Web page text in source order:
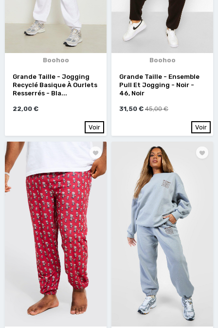
Boohoo
Grande Taille - Jogging
Recyclé Basique À Ourlets
Resserrés - Bla...
22,00 €
Voir
Boohoo
Grande Taille - Ensemble
Pull Et Jogging - Noir -
46, Noir
31,50 € 45,00 €
Voir